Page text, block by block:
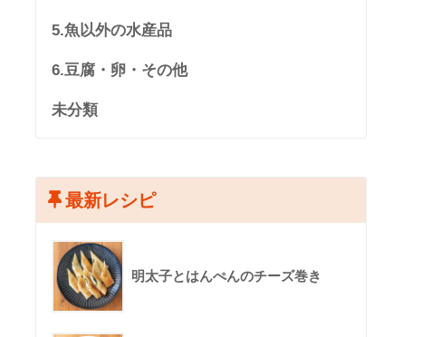
5.魚以外の水産品
6.豆腐・卵・その他
未分類
最新レシピ
明太子とはんぺんのチーズ巻き